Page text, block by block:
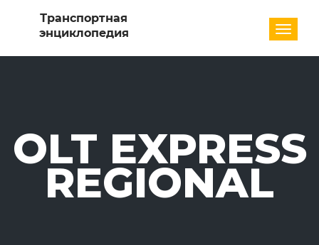
OLT EXPRESS
REGIONAL